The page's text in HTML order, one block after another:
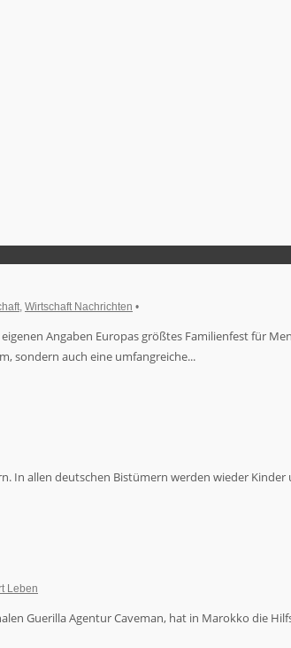
, Wirtschaft Nachrichten •
Angaben Europas größtes Familienfest für
sondern auch eine umfangreiche...
allen deutschen Bistümern werden wieder
Leben
Guerilla Agentur Caveman, hat in Marokko die